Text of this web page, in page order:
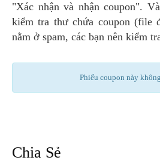
"Xác nhận và nhận coupon".
kiểm tra thư chứa coupon (file
nằm ở spam, các bạn nên kiểm
Phiếu coupon này
Chia Sẻ